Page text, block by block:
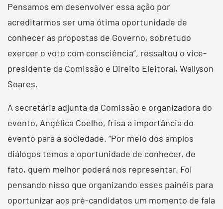
Pensamos em desenvolver essa ação por
acreditarmos ser uma ótima oportunidade de
conhecer as propostas de Governo, sobretudo
exercer o voto com consciência”, ressaltou o vice-
presidente da Comissão e Direito Eleitoral, Wallyson
Soares.
A secretária adjunta da Comissão e organizadora do
evento, Angélica Coelho, frisa a importância do
evento para a sociedade. “Por meio dos amplos
diálogos temos a oportunidade de conhecer, de
fato, quem melhor poderá nos representar. Foi
pensando nisso que organizando esses painéis para
oportunizar aos pré-candidatos um momento de fala